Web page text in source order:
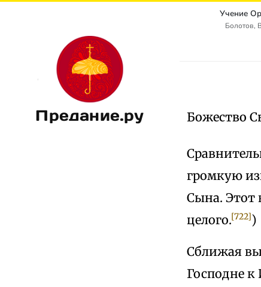
Предание.ру
Учение
Болотов,
Божество
громкую
Сына. Этот
целого.[722])
Сближая
Господне к